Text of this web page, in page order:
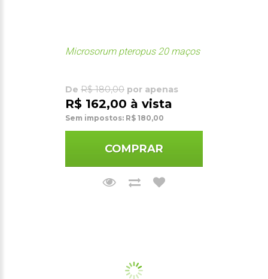
Microsorum pteropus 20 maços
De R$ 180,00 por apenas
R$ 162,00 à vista
Sem impostos: R$ 180,00
COMPRAR